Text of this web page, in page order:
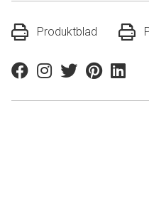
Produktblad
FacebookInstagram
TwitterPinterestLinkedin